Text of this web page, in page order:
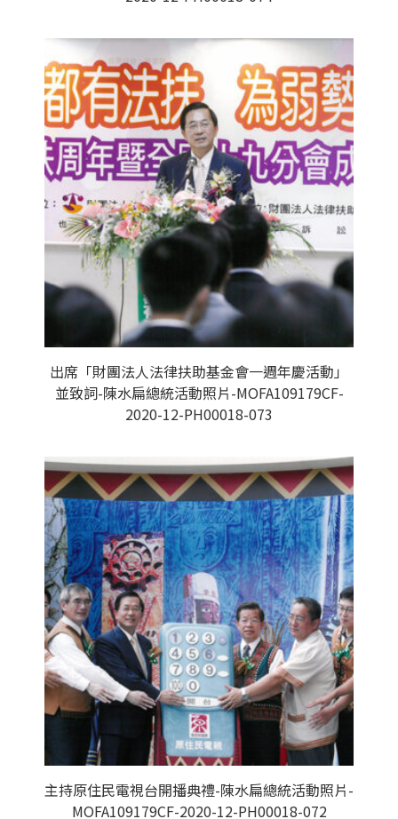
出席「財團法人法律扶助基金會一週年慶活動」
並致詞-陳水扁總統活動照片-MOFA109179CF-
2020-12-PH00018-073
主持原住民電視台開播典禮-陳水扁總統活動照片-
MOFA109179CF-2020-12-PH00018-072